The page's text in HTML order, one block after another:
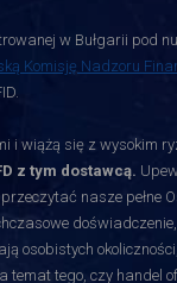
w Bułgarii pod
Komisję Nadzoru
i wiążą się z
z tym dostawcą.
nasze pełne
osobistych
tego, czy handel